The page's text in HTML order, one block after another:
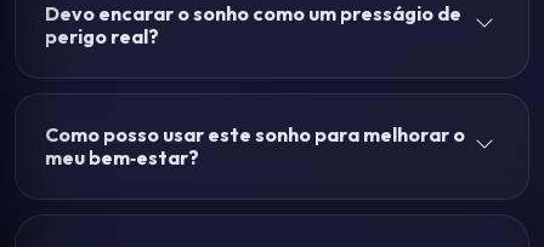
Devo encarar o sonho como um presságio de
perigo real?
Como posso usar este sonho para melhorar o
meu bem‑estar?